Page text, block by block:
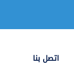
اتصل بنا